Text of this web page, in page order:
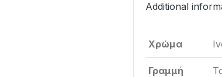
Additional
Χρώμα
Γραμμή